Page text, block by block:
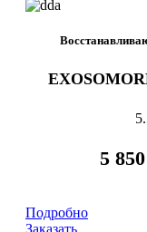
5
Подробно
Заказать